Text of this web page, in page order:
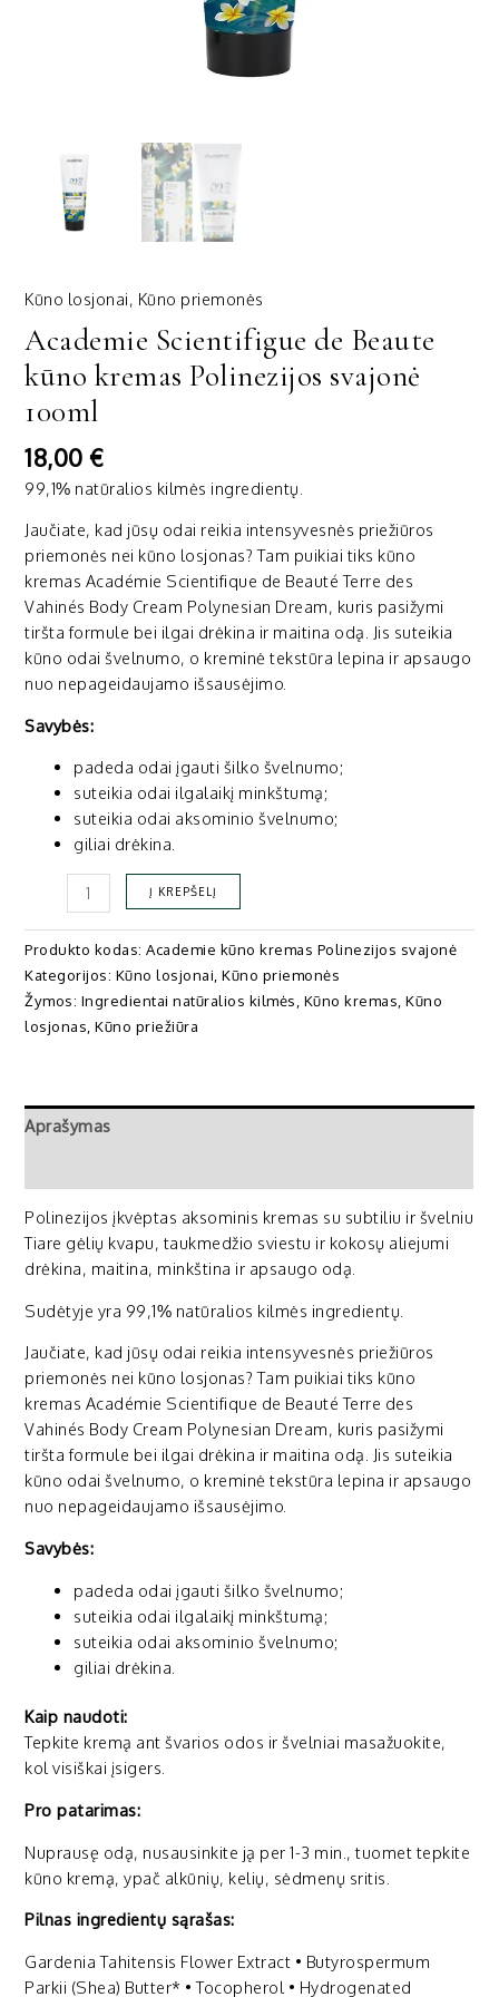
Kūno losjonai, Kūno priemonės
Academie Scientifigue de Beaute
kūno kremas Polinezijos svajonė
100ml
18,00€
99,1% natūralios kilmės ingredientų.
Jaučiate, kad jūsų odai reikia intensyvesnės priežiūros
priemonės nei kūno losjonas? Tam puikiai tiks kūno
kremas Académie Scientifique de Beauté Terre des
Vahinés Body Cream Polynesian Dream, kuris pasižymi
tiršta formule bei ilgai drėkina ir maitina odą. Jis suteikia
kūno odai švelnumo, o kreminė tekstūra lepina ir apsaugo
nuo nepageidaujamo išsausėjimo.
Savybės:
padeda odai įgauti šilko švelnumo;
suteikia odai ilgalaikį minkštumą;
suteikia odai aksominio švelnumo;
giliai drėkina.
Į KREPŠELĮ
Produkto kodas:Academie kūno kremas Polinezijos svajonė
Kategorijos: Kūno losjonai,Kūno priemonės
Žymos: Ingredientai natūralios kilmės, Kūno kremas,Kūno
losjonas,Kūno priežiūra
Aprašymas
Polinezijos įkvėptas aksominis kremas su subtiliu ir švelniu
Tiare gėlių kvapu, taukmedžio sviestu ir kokosų aliejumi
drėkina, maitina, minkština ir apsaugo odą.
Sudėtyje yra 99,1% natūralios kilmės ingredientų.
Jaučiate, kad jūsų odai reikia intensyvesnės priežiūros
priemonės nei kūno losjonas? Tam puikiai tiks kūno
kremas Académie Scientifique de Beauté Terre des
Vahinés Body Cream Polynesian Dream, kuris pasižymi
tiršta formule bei ilgai drėkina ir maitina odą. Jis suteikia
kūno odai švelnumo, o kreminė tekstūra lepina ir apsaugo
nuo nepageidaujamo išsausėjimo.
Savybės:
padeda odai įgauti šilko švelnumo;
suteikia odai ilgalaikį minkštumą;
suteikia odai aksominio švelnumo;
giliai drėkina.
Kaip naudoti:
Tepkite kremą ant švarios odos ir švelniai masažuokite,
kol visiškai įsigers.
Pro patarimas:
Nuprausę odą, nusausinkite ją per 1-3 min., tuomet tepkite
kūno kremą, ypač alkūnių, kelių, sėdmenų sritis.
Pilnas ingredientų sąrašas:
Gardenia Tahitensis Flower Extract • Butyrospermum
Parkii (Shea) Butter* • Tocopherol • Hydrogenated